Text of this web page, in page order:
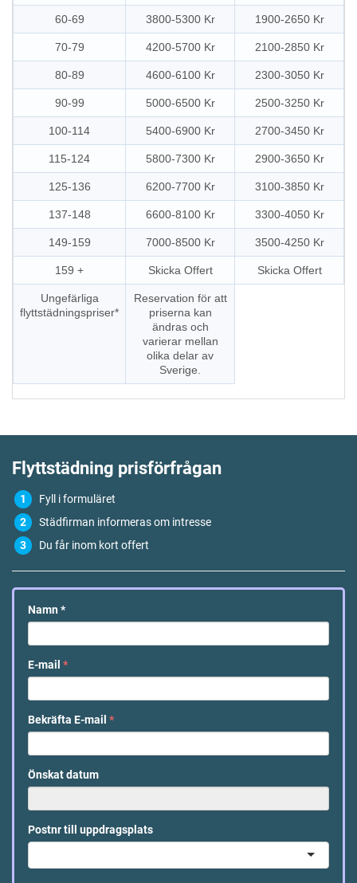
60-69 3800-5300 Kr 1900-2650 Kr
70-79 4200-5700 Kr 2100-2850 Kr
80-89 4600-6100 Kr 2300-3050 Kr
90-99 5000-6500 Kr 2500-3250 Kr
100-114 5400-6900 Kr 2700-3450 Kr
115-124 5800-7300 Kr 2900-3650 Kr
125-136 6200-7700 Kr 3100-3850 Kr
137-148 6600-8100 Kr 3300-4050 Kr
149-159 7000-8500 Kr 3500-4250 Kr
159 + Skicka Offert Skicka Offert
Ungefärliga
flyttstädningspriser*
Reservation för att
priserna kan
ändras och
varierar mellan
olika delar av
Sverige.
Flyttstädning prisförfrågan
Fyll i formuläret
Städfirman informeras om intresse
Du får inom kort offert
Namn *
E-mail *
Bekräfta E-mail *
Önskat datum
Postnr till uppdragsplats